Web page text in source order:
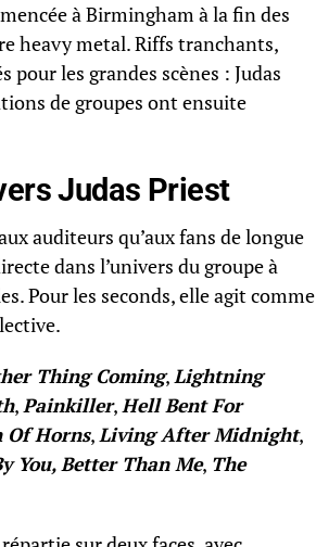
à Birmingham à la fin des
heavy metal. Riffs tranchants,
les grandes scènes : Judas
de groupes ont ensuite
Judas Priest
auditeurs qu’aux fans de longue
dans l’univers du groupe à
Pour les seconds, elle agit comme
Thing Coming,Lightning
,Painkiller,Hell Bent For
Of Horns,Living After Midnight,
You, Better Than Me, The